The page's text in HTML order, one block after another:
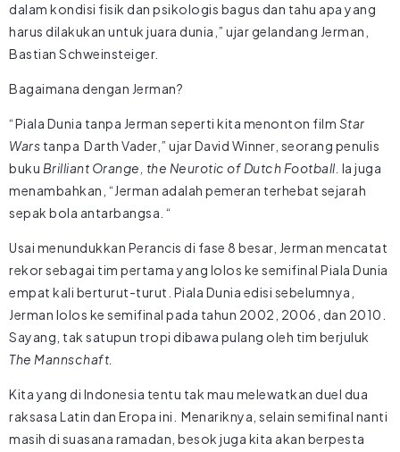
dalam kondisi fisik dan psikologis bagus dan tahu apa yang
harus dilakukan untuk juara dunia,” ujar gelandang Jerman,
Bastian Schweinsteiger.
Bagaimana dengan Jerman?
“Piala Dunia tanpa Jerman seperti kita menonton film Star
Wars tanpa Darth Vader,” ujar David Winner, seorang penulis
buku Brilliant Orange, the Neurotic of Dutch Football. Ia juga
menambahkan, “Jerman adalah pemeran terhebat sejarah
sepak bola antarbangsa. “
Usai menundukkan Perancis di fase 8 besar, Jerman mencatat
rekor sebagai tim pertama yang lolos ke semifinal Piala Dunia
empat kali berturut-turut. Piala Dunia edisi sebelumnya,
Jerman lolos ke semifinal pada tahun 2002, 2006, dan 2010.
Sayang, tak satupun tropi dibawa pulang oleh tim berjuluk
The Mannschaft.
Kita yang di Indonesia tentu tak mau melewatkan duel dua
raksasa Latin dan Eropa ini. Menariknya, selain semifinal nanti
masih di suasana ramadan, besok juga kita akan berpesta